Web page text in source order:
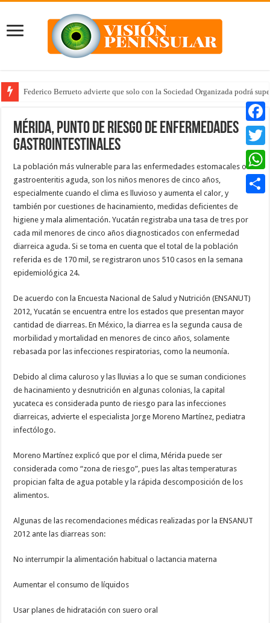
Federico Berrueto advierte que solo con la Sociedad Organizada podrá
Mérida, punto de riesgo de enfermedades
gastrointestinales
La población más vulnerable para las enfermedades estomacales o
gastroenteritis aguda, son los niños menores de cinco años,
especialmente cuando el clima es lluvioso y aumenta el calor, y
también por cuestiones de hacinamiento, medidas deficientes de
higiene y mala alimentación. Yucatán registraba una tasa de tres por
cada mil menores de cinco años diagnosticados con enfermedad
diarreica aguda. Si se toma en cuenta que el total de la población
referida es de 170 mil, se registraron unos 510 casos en la semana
epidemiológica 24.
De acuerdo con la Encuesta Nacional de Salud y Nutrición (ENSANUT)
2012, Yucatán se encuentra entre los estados que presentan mayor
cantidad de diarreas. En México, la diarrea es la segunda causa de
morbilidad y mortalidad en menores de cinco años, solamente
rebasada por las infecciones respiratorias, como la neumonía.
Debido al clima caluroso y las lluvias a lo que se suman condiciones
de hacinamiento y desnutrición en algunas colonias, la capital
yucateca es considerada punto de riesgo para las infecciones
diarreicas, advierte el especialista Jorge Moreno Martínez, pediatra
infectólogo.
Moreno Martínez explicó que por el clima, Mérida puede ser
considerada como “zona de riesgo”, pues las altas temperaturas
propician falta de agua potable y la rápida descomposición de los
alimentos.
Algunas de las recomendaciones médicas realizadas por la ENSANUT
2012 ante las diarreas son:
No interrumpir la alimentación habitual o lactancia materna
Aumentar el consumo de líquidos
Usar planes de hidratación con suero oral
Twitter